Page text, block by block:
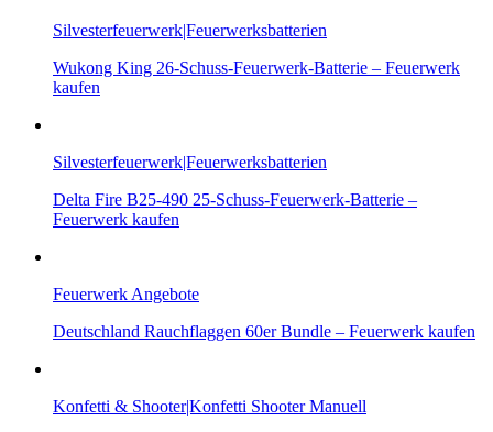
Silvesterfeuerwerk|Feuerwerksbatterien
Wukong King 26-Schuss-Feuerwerk-Batterie – Feuerwerk
kaufen
Silvesterfeuerwerk|Feuerwerksbatterien
Delta Fire B25-490 25-Schuss-Feuerwerk-Batterie –
Feuerwerk kaufen
Feuerwerk Angebote
Deutschland Rauchflaggen 60er Bundle – Feuerwerk kaufen
Konfetti & Shooter|Konfetti Shooter Manuell